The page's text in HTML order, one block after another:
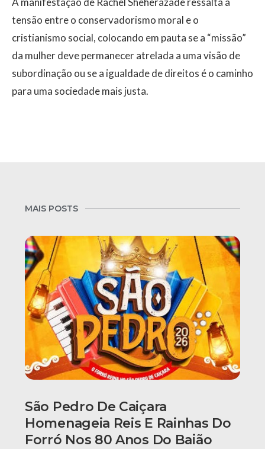
tensão entre o conservadorismo moral e o
cristianismo social, colocando em pauta se a “missão”
da mulher deve permanecer atrelada a uma visão de
subordinação ou se a igualdade de direitos é o caminho
para uma sociedade mais justa.
MAIS POSTS
São Pedro De Caiçara
Homenageia Reis E Rainhas Do
Forró Nos 80 Anos Do Baião